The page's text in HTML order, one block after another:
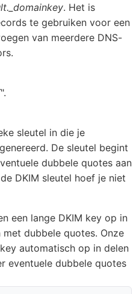
. Het is
te gebruiken voor een
van meerdere DNS-
".
sleutel in die je
De sleutel begint
dubbele quotes aan
DKIM sleutel hoef je niet
een lange DKIM key op in
dubbele quotes. Onze
automatisch op in delen
eventuele dubbele quotes